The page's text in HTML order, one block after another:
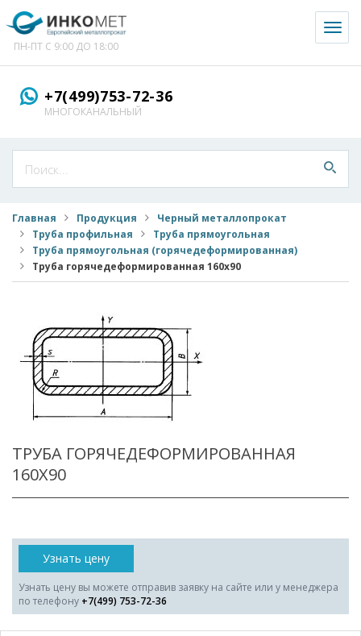
ПН-ПТ С 9:00 ДО 18:00
+7(499)753-72-36
МНОГОКАНАЛЬНЫЙ
Главная Продукция
Черный металлопрокат
Труба профильная
Труба прямоугольная
Труба прямоугольная (горячедеформированная)
Труба горячедеформированная 160x90
ТРУБА ГОРЯЧЕДЕФОРМИРОВАННАЯ
160X90
Узнать цену
Узнать цену вы можете отправив заявку на сайте или у менеджера
по телефону +7(499) 753-72-36